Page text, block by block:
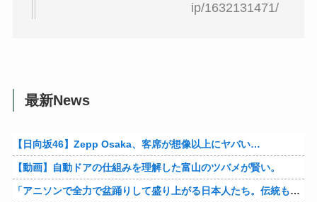
ip/1632131471/
最新News
【日向坂46】Zepp Osaka、客席が想像以上にヤバい…
【動画】自動ドアの仕組みを理解した富山のツバメが賢い。
「アニソンで全力で盆踊りして盛り上がる日本人たち。伝統もオタクもこの熱量、素晴らしい」→女さんブチギレ「これを見て『日本の品格が落ちた』と思いま…